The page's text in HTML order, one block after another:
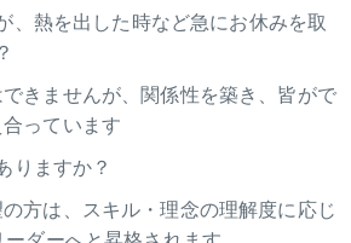
、熱を出した時など急にお休みを取
きませんが、関係性を築き、皆がで
っています
りますか？
方は、スキル・理念の理解度に応じ